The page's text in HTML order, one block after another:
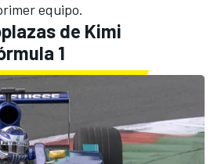
equipo.
de Kimi
1